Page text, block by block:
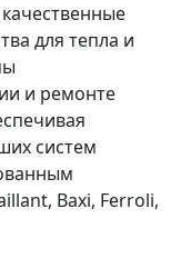
для тепла и
и ремонте
систем
Baxi, Ferroli,